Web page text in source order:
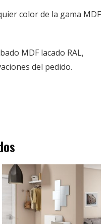
color de la gama MDF
MDF lacado RAL,
del pedido.